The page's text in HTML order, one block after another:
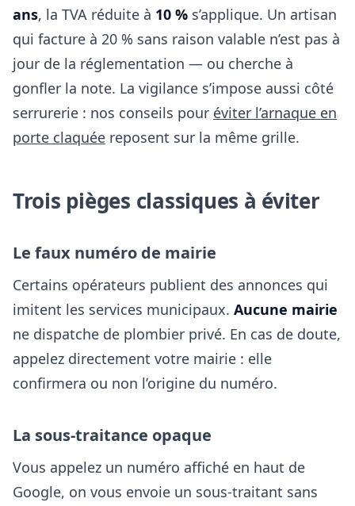
ans, la TVA réduite à 10 % s’applique. Un artisan
qui facture à 20 % sans raison valable n’est pas à
jour de la réglementation — ou cherche à
gonfler la note. La vigilance s’impose aussi côté
serrurerie : nos conseils pour éviter l’arnaque en
porte claquée reposent sur la même grille.
Trois pièges classiques à éviter
Le faux numéro de mairie
Certains opérateurs publient des annonces qui
imitent les services municipaux. Aucune mairie
ne dispatche de plombier privé. En cas de doute,
appelez directement votre mairie : elle
confirmera ou non l’origine du numéro.
La sous-traitance opaque
Vous appelez un numéro affiché en haut de
Google, on vous envoie un sous-traitant sans